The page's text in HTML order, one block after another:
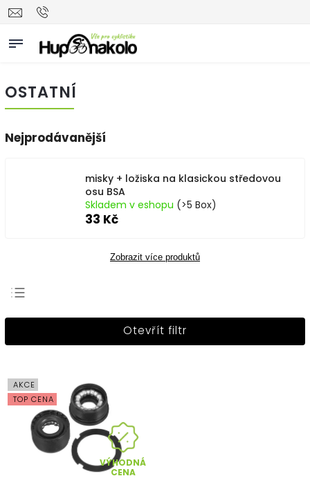
OSTATNÍ
Nejprodávanější
misky + ložiska na klasickou středovou
osu BSA
Skladem v eshopu (>5 Box)
33 Kč
Zobrazit více produktů
Nejprodávanější
Abecedně
Otevřít filtr
AKCE
TOP CENA
VÝHODNÁ
CENA